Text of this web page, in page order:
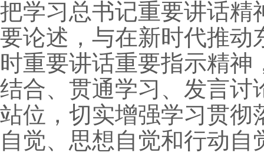
把学习总书记重要讲话精
要论述，与在新时代推动
时重要讲话重要指示精
结合、贯通学习、发言讨
站位，切实增强学习贯彻
自觉、思想自觉和行动